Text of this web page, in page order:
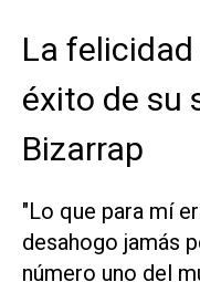
La felicidad
éxito de su
Bizarrap
"Lo que para mí
desahogo jamás
número uno del